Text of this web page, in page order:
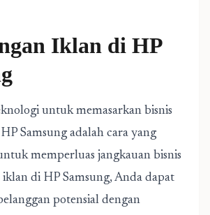
Iklan di HP
untuk memasarkan bisnis
Samsung adalah cara yang
memperluas jangkauan bisnis
di HP Samsung, Anda dapat
potensial dengan